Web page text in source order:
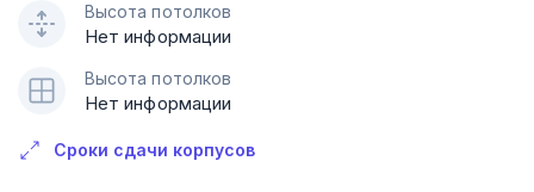
Высота потолков
Нет информации
Высота потолков
Нет информации
Сроки сдачи корпусов